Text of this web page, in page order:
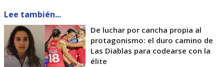
Lee también...
De luchar por cancha propia al
protagonismo: el duro camino de
Las Diablas para codearse con la
élite